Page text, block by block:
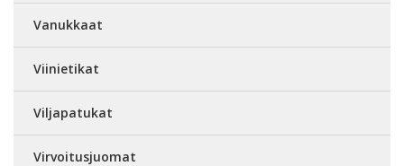
Vanukkaat
Viinietikat
Viljapatukat
Virvoitusjuomat